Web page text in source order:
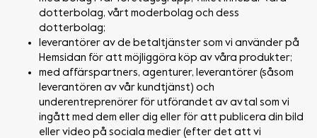
dotterbolag, vårt moderbolag och dess
dotterbolag;
leverantörer av de betaltjänster som vi använder på
Hemsidan för att möjliggöra köp av våra produkter;
med affärspartners, agenturer, leverantörer (såsom
leverantören av vår kundtjänst) och
underentreprenörer för utförandet av avtal som vi
ingått med dem eller dig eller för att publicera din bild
eller video på sociala medier (efter det att vi